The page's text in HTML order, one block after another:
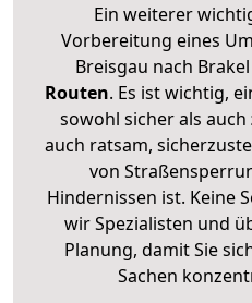
Ein weiterer
Vorbereitung eines
Breisgau nach
Routen. Es ist wichtig,
sowohl sicher als auch
auch ratsam,
von
Hindernissen ist. Keine
wir Spezialisten und
Planung, damit Sie
Sachen